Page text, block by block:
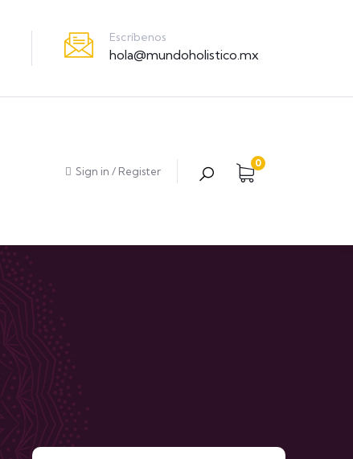
Escríbenos
hola@mundoholistico.mx
Sign in / Register
0